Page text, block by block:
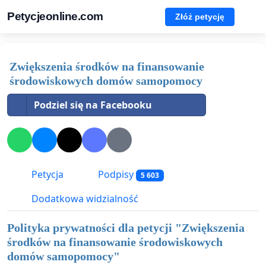
Petycjeonline.com Złóż petycję
Zwiększenia środków na finansowanie
środowiskowych domów samopomocy
Podziel się na Facebooku
Petycja Podpisy 5 603
Dodatkowa widzialność
Polityka prywatności dla petycji "Zwiększenia
środków na finansowanie środowiskowych
domów samopomocy"